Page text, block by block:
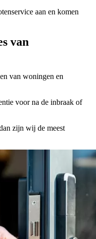
aan en komen
van
van woningen en
voor na de inbraak of
zijn wij de meest